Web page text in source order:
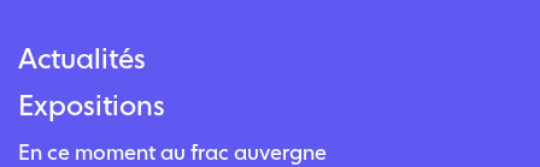
Actualités
Expositions
En ce moment au frac auvergne